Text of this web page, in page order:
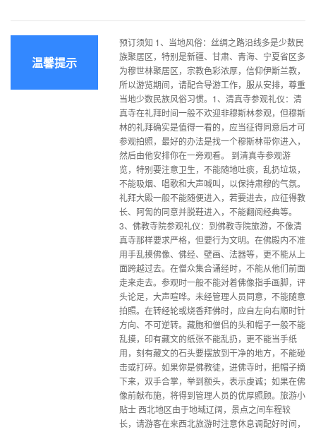
温馨提示
预订须知 1、当地风俗：丝绸之路沿线多是少数民
族聚居区，特别是新疆、甘肃、青海、宁夏省区多
为穆世林聚居区，宗教色彩浓厚，信仰伊斯兰教，
所以游览期间，请配合导游工作，服从安排，尊重
当地少数民族风俗习惯。1、清真寺参观礼仪：清
真寺在礼拜时间一般不欢迎非穆斯林参观，但穆斯
林的礼拜确实是值得一看的，应当征得同意后才可
参观拍照，最好的办法是找一个穆斯林带你进入，
然后由他安排你在一旁观看。 到清真寺参观游
览，特别要注意卫生，不能随地吐痰，乱扔垃圾，
不能吸烟、唱歌和大声喊叫，以保持肃穆的气氛。
礼拜大殿一般不能随便进入，若要进去，应征得教
长、阿訇的同意并脱鞋进入，不能翻阅经典等。
3、佛教寺院参观礼仪：到佛教寺院旅游，不像清
真寺那样要求严格，但要行为文明。在佛殿内不准
用手乱摸佛像、佛经、壁画、法器等，更不能从上
面跨越过去。在僧众集合诵经时，不能从他们前面
走来走去。参观时一般不能对着佛像指手画脚，评
头论足，大声喧哗。未经管理人员同意，不能随意
拍照。在转经轮或烧香拜佛时，应自左向右顺时针
方向、不可逆转。藏胞和僧侣的头和帽子一般不能
乱摸，印有藏文的纸张不能乱扔，更不能当手纸
用，刻有藏文的石头要摆放到干净的地方，不能碰
击或打碎。如果你是佛教徒，进佛寺时，把帽子摘
下来，双手合掌，举到额头，表示虔诚；如果在佛
像前献布施，将得到管理人员的优厚照顾。旅游小
贴士 西北地区由于地域辽阔，景点之间车程较
长，请游客在来西北旅游时注意休息调配好时间，